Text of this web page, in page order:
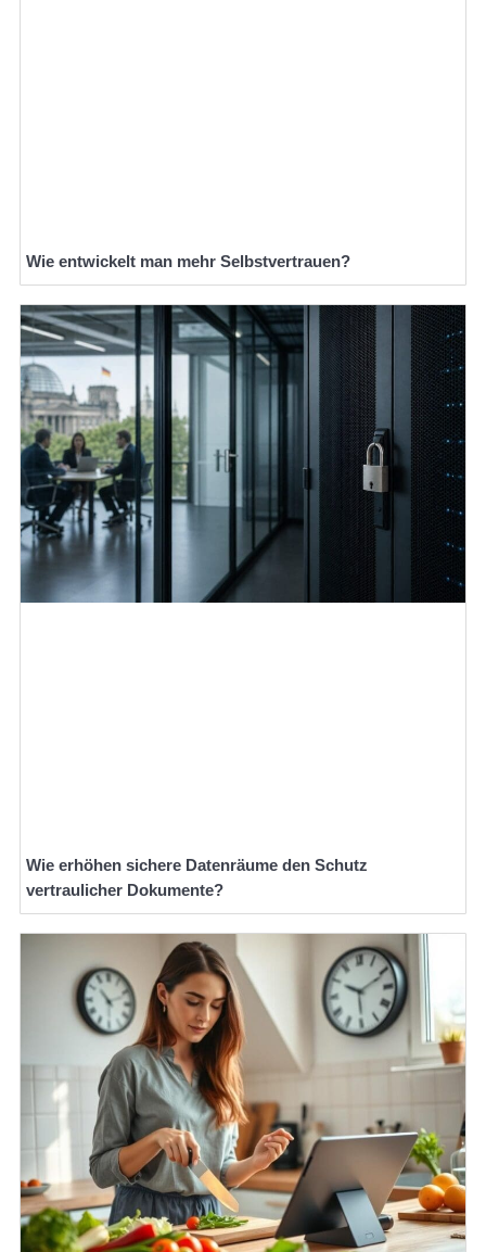
Wie entwickelt man mehr Selbstvertrauen?
Wie erhöhen sichere Datenräume den Schutz
vertraulicher Dokumente?